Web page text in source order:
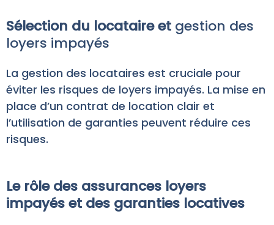
Sélection du locataire et gestion des
loyers impayés
La gestion des locataires est cruciale pour
éviter les risques de loyers impayés. La mise en
place d’un contrat de location clair et
l’utilisation de garanties peuvent réduire ces
risques.
Le rôle des assurances loyers
impayés et des garanties locatives